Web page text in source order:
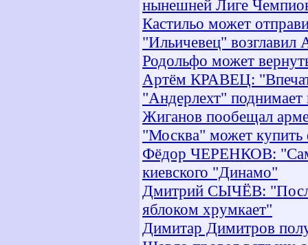
нынешней Лиге
Кастильо может
"Ильичевец" возглавил
Родольфо может
Артём КРАВЕЦ:
"Андерлехт"
Жиганов пообещал
"Москва" может
Фёдор ЧЕРЕНКОВ:
киевского "Динамо"
Дмитрий СЫЧЁВ:
яблоком хрумкает"
Димитар Димитров